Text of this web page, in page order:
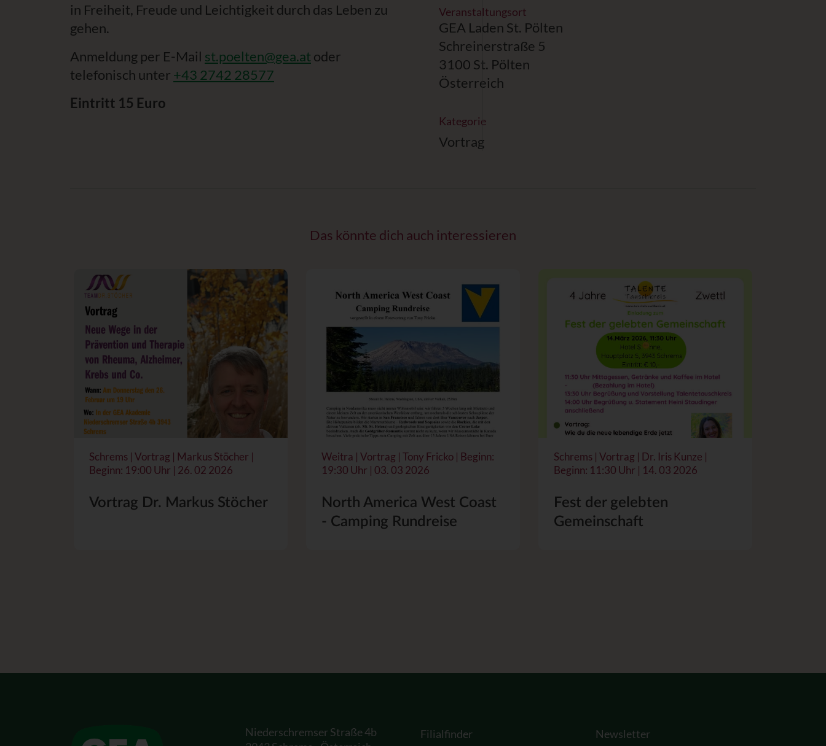
in Freiheit, Freude und Leichtigkeit durch das Leben zu
gehen.
Anmeldung per E-Mail st.poelten@gea.at oder
telefonisch unter +43 2742 28577
Eintritt 15 Euro
Veranstaltungsort
GEA Laden St. Pölten
Schreinerstraße 5
3100 St. Pölten
Österreich
Kategorie
Vortrag
Das könnte dich auch interessieren
Schrems | Vortrag | Markus Stöcher |
Beginn: 19:00 Uhr | 26. 02 2026
Vortrag Dr. Markus Stöcher
Weitra | Vortrag | Tony Fricko | Beginn:
19:30 Uhr | 03. 03 2026
North America West Coast
- Camping Rundreise
Schrems | Vortrag | Dr. Iris Kunze |
Beginn: 11:30 Uhr | 14. 03 2026
Fest der gelebten
Gemeinschaft
Niederschremser Straße 4b
Filialfinder Newsletter